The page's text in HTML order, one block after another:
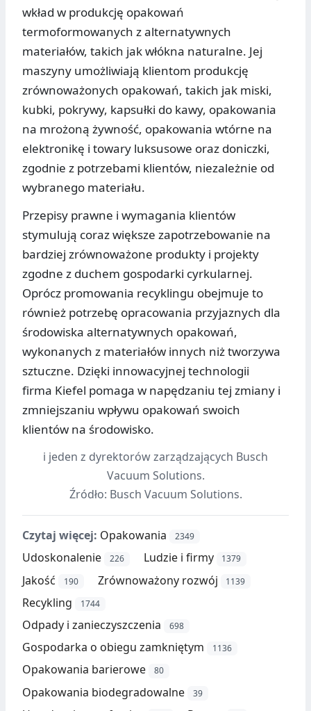
wkład w produkcję opakowań
termoformowanych z alternatywnych
materiałów, takich jak włókna naturalne. Jej
maszyny umożliwiają klientom produkcję
zrównoważonych opakowań, takich jak miski,
kubki, pokrywy, kapsułki do kawy, opakowania
na mrożoną żywność, opakowania wtórne na
elektronikę i towary luksusowe oraz doniczki,
zgodnie z potrzebami klientów, niezależnie od
wybranego materiału.
Przepisy prawne i wymagania klientów
stymulują coraz większe zapotrzebowanie na
bardziej zrównoważone produkty i projekty
zgodne z duchem gospodarki cyrkularnej.
Oprócz promowania recyklingu obejmuje to
również potrzebę opracowania przyjaznych dla
środowiska alternatywnych opakowań,
wykonanych z materiałów innych niż tworzywa
sztuczne. Dzięki innowacyjnej technologii
firma Kiefel pomaga w napędzaniu tej zmiany i
zmniejszaniu wpływu opakowań swoich
klientów na środowisko.
i jeden z dyrektorów zarządzających Busch
Vacuum Solutions.
Źródło: Busch Vacuum Solutions.
Czytaj więcej: Opakowania 2349
Udoskonalenie 226 Ludzie i firmy 1379
Jakość 190 Zrównoważony rozwój 1139
Recykling 1744
Odpady i zanieczyszczenia 698
Gospodarka o obiegu zamkniętym 1136
Opakowania barierowe 80
Opakowania biodegradowalne 39